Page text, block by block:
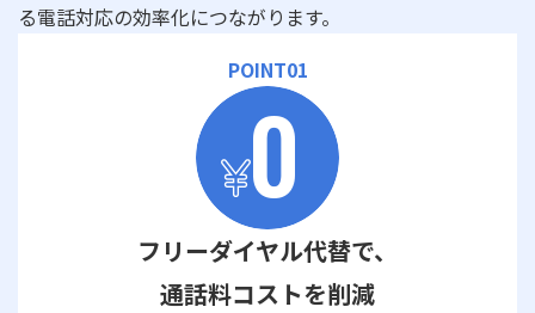
る電話対応の効率化につながります。
POINT01
フリーダイヤル代替で、
通話料コストを削減